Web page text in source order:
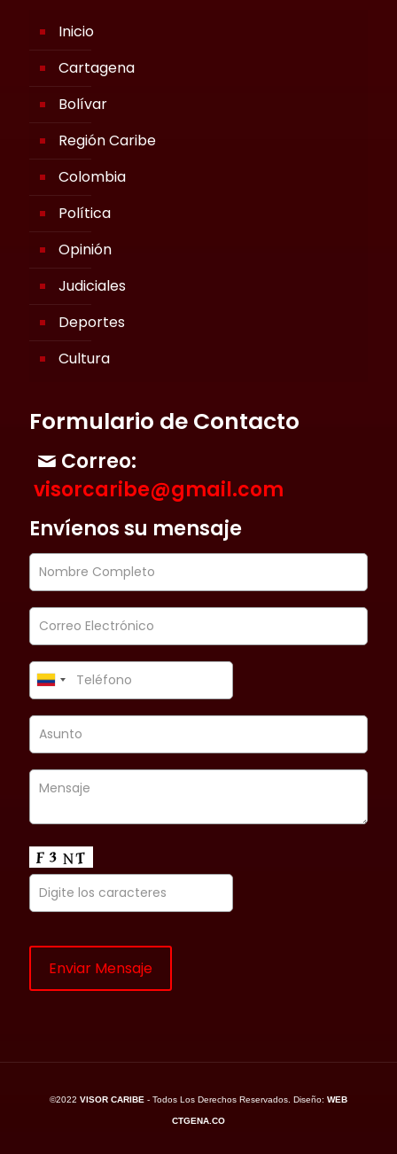
Inicio
Cartagena
Bolívar
Región Caribe
Colombia
Política
Opinión
Judiciales
Deportes
Cultura
Formulario de Contacto
Correo:
visorcaribe@gmail.com
Envíenos su mensaje
©2022 VISOR CARIBE - Todos Los Derechos Reservados. Diseño: WEB
CTGENA.CO